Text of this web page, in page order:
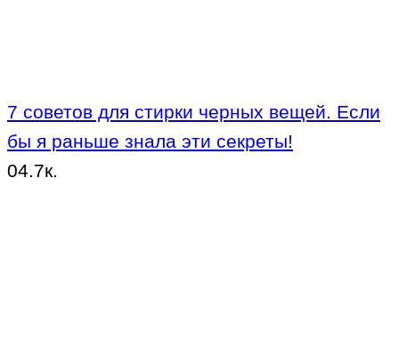
7 советов для стирки черных вещей. Если
бы я раньше знала эти секреты!
04.7к.